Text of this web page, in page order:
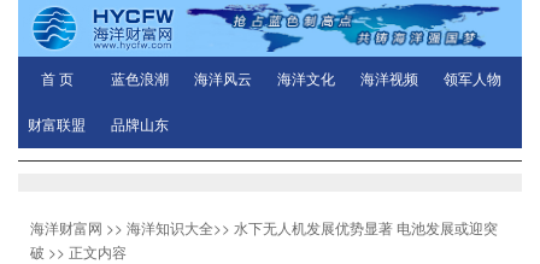
首 页 蓝色浪潮 海洋风云 海洋文化 海洋视频 领军人物
财富联盟 品牌山东
海洋财富网 >> 海洋知识大全>> 水下无人机发展优势显著 电池发展或迎突
破 >> 正文内容